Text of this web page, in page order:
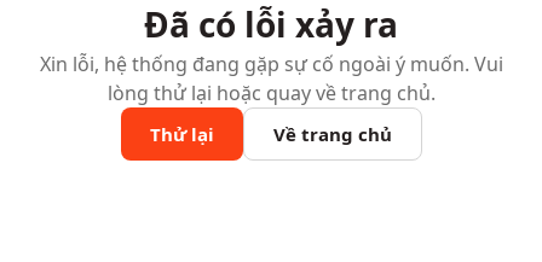
Đã có lỗi xảy ra
Xin lỗi, hệ thống đang gặp sự cố ngoài ý muốn. Vui
lòng thử lại hoặc quay về trang chủ.
Thử lại Về trang chủ